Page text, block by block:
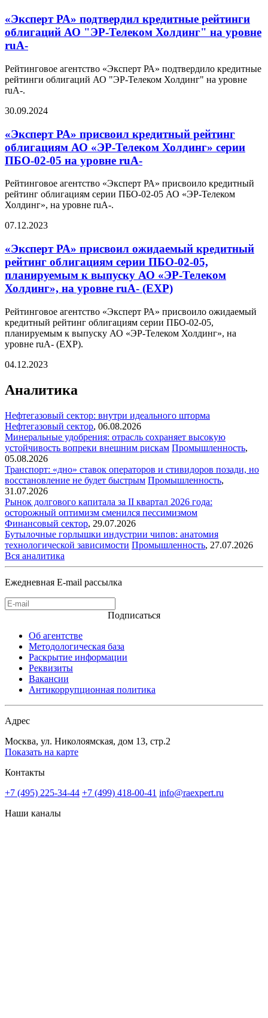
«Эксперт РА» подтвердил кредитные рейтинги
облигаций АО "ЭР-Телеком Холдинг" на уровне
ruA-
Рейтинговое агентство «Эксперт РА» подтвердило кредитные
рейтинги облигаций АО "ЭР-Телеком Холдинг" на уровне
ruA-.
30.09.2024
«Эксперт РА» присвоил кредитный рейтинг
облигациям АО «ЭР-Телеком Холдинг» серии
ПБО-02-05 на уровне ruA-
Рейтинговое агентство «Эксперт РА» присвоило кредитный
рейтинг облигациям серии ПБО-02-05 АО «ЭР-Телеком
Холдинг», на уровне ruA-.
07.12.2023
«Эксперт РА» присвоил ожидаемый кредитный
рейтинг облигациям серии ПБО-02-05,
планируемым к выпуску АО «ЭР-Телеком
Холдинг», на уровне ruA- (EXP)
Рейтинговое агентство «Эксперт РА» присвоило ожидаемый
кредитный рейтинг облигациям серии ПБО-02-05,
планируемым к выпуску АО «ЭР-Телеком Холдинг», на
уровне ruA- (EXP).
04.12.2023
Аналитика
Нефтегазовый сектор: внутри идеального шторма
Нефтегазовый сектор, 06.08.2026
Минеральные удобрения: отрасль сохраняет высокую
устойчивость вопреки внешним рискам Промышленность,
05.08.2026
Транспорт: «дно» ставок операторов и стивидоров позади, но
восстановление не будет быстрым Промышленность,
31.07.2026
Рынок долгового капитала за II квартал 2026 года:
осторожный оптимизм сменился пессимизмом
Финансовый сектор, 29.07.2026
Бутылочные горлышки индустрии чипов: анатомия
технологической зависимости Промышленность, 27.07.2026
Вся аналитика
Ежедневная E-mail рассылка
Подписаться
Об агентстве
Методологическая база
Раскрытие информации
Реквизиты
Вакансии
Антикоррупционная политика
Адрес
Москва, ул. Николоямская, дом 13, стр.2
Показать на карте
Контакты
+7 (495) 225-34-44 +7 (499) 418-00-41 info@raexpert.ru
Наши каналы